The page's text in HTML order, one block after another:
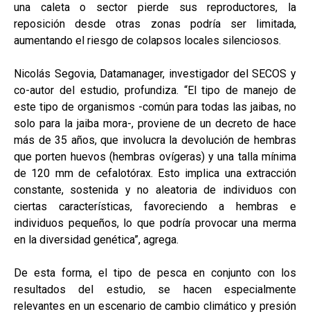
una caleta o sector pierde sus reproductores, la
reposición desde otras zonas podría ser limitada,
aumentando el riesgo de colapsos locales silenciosos.
Nicolás Segovia, Datamanager, investigador del SECOS y
co-autor del estudio, profundiza. “El tipo de manejo de
este tipo de organismos -común para todas las jaibas, no
solo para la jaiba mora-, proviene de un decreto de hace
más de 35 años, que involucra la devolución de hembras
que porten huevos (hembras ovígeras) y una talla mínima
de 120 mm de cefalotórax. Esto implica una extracción
constante, sostenida y no aleatoria de individuos con
ciertas características, favoreciendo a hembras e
individuos pequeños, lo que podría provocar una merma
en la diversidad genética”, agrega.
De esta forma, el tipo de pesca en conjunto con los
resultados del estudio, se hacen especialmente
relevantes en un escenario de cambio climático y presión